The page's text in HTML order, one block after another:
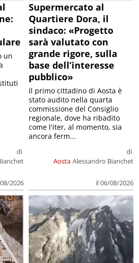
di
2026
un
Supermercato al
Quartiere Dora, il
sindaco: «Progetto
sarà valutato con
grande rigore, sulla
base dell’interesse
pubblico»
Aosta
di
Alessandro Bianchet
il 06/08/2026
Il primo cittadino di Aosta è
stato audito nella quarta
commissione del Consiglio
regionale, dove ha ribadito
come l'iter, al momento, sia
ancora ferm...